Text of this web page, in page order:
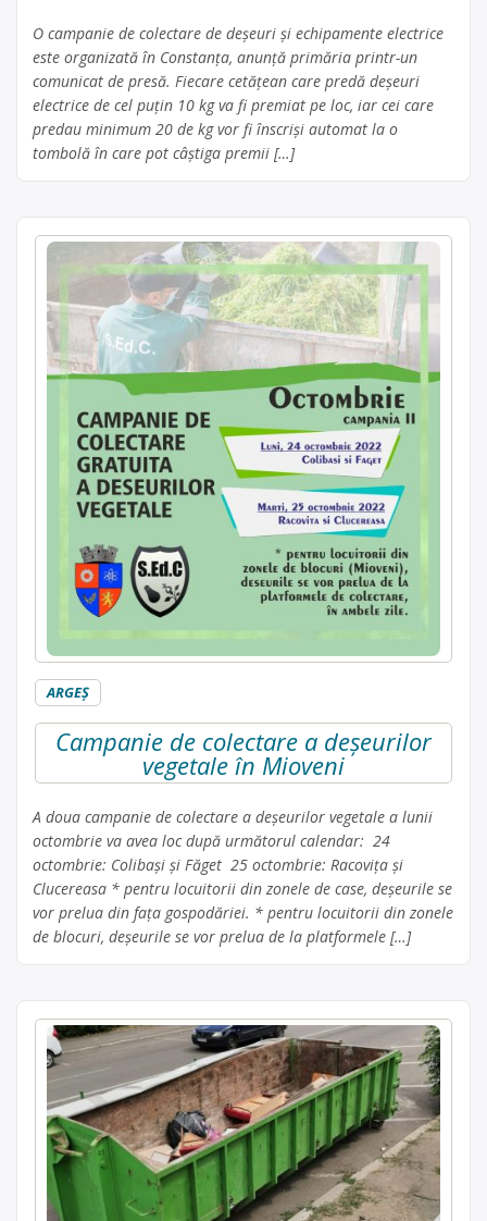
O campanie de colectare de deșeuri și echipamente electrice
este organizată în Constanța, anunță primăria printr-un
comunicat de presă. Fiecare cetățean care predă deșeuri
electrice de cel puțin 10 kg va fi premiat pe loc, iar cei care
predau minimum 20 de kg vor fi înscriși automat la o
tombolă în care pot câștiga premii […]
ARGEŞ
Campanie de colectare a deșeurilor
vegetale în Mioveni
A doua campanie de colectare a deșeurilor vegetale a lunii
octombrie va avea loc după următorul calendar: 24
octombrie: Colibași și Făget 25 octombrie: Racovița și
Clucereasa * pentru locuitorii din zonele de case, deșeurile se
vor prelua din fața gospodăriei. * pentru locuitorii din zonele
de blocuri, deșeurile se vor prelua de la platformele […]